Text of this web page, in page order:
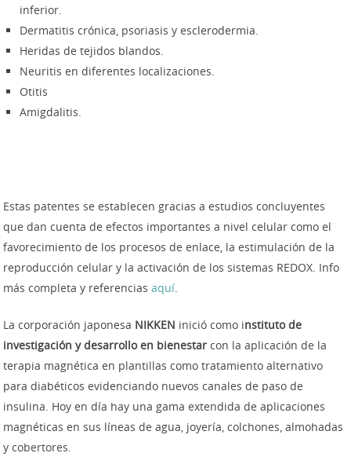
inferior.
Dermatitis crónica, psoriasis y esclerodermia.
Heridas de tejidos blandos.
Neuritis en diferentes localizaciones.
Otitis
Amigdalitis.
Estas patentes se establecen gracias a estudios concluyentes
que dan cuenta de efectos importantes a nivel celular como el
favorecimiento de los procesos de enlace, la estimulación de la
reproducción celular y la activación de los sistemas REDOX. Info
más completa y referencias aquí.
La corporación japonesa NIKKEN inició como instituto de
investigación y desarrollo en bienestar con la aplicación de la
terapia magnética en plantillas como tratamiento alternativo
para diabéticos evidenciando nuevos canales de paso de
insulina. Hoy en día hay una gama extendida de aplicaciones
magnéticas en sus líneas de agua, joyería, colchones, almohadas
y cobertores.